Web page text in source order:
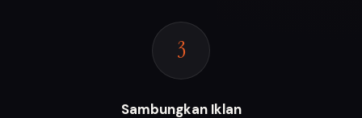
3
Sambungkan Iklan